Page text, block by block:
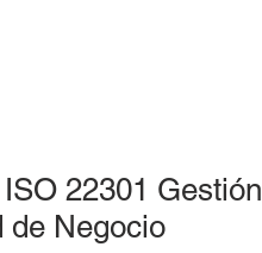
22301 Gestión
de Negocio